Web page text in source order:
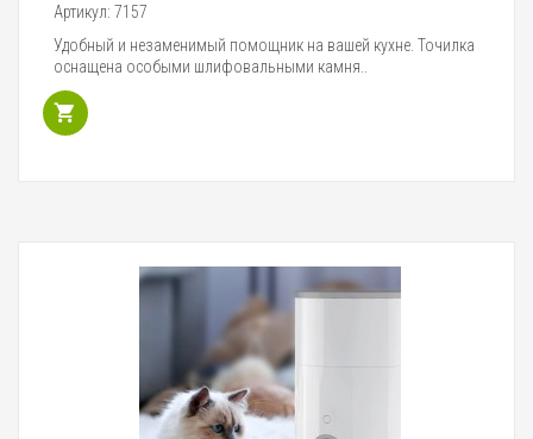
Артикул: 7157
Удобный и незаменимый помощник на вашей кухне. Точилка
оснащена особыми шлифовальными камня..